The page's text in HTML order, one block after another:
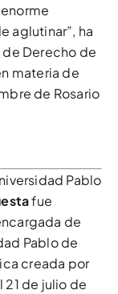
aglutinar”, ha
Derecho de
materia de
de Rosario
Pablo
fue
de
Pablo de
creada por
21 de julio de